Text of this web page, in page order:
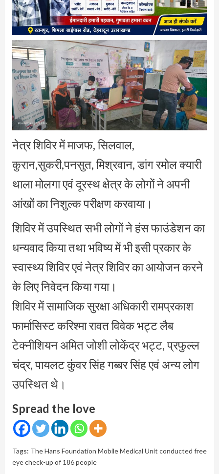
नेत्र शिविर में माजफ, सिलवाल,
कुरान,सुकरी,पनसुत, मिश्रवान, डांग रमोल क्यारी
थाला मोलगा एवं दूरस्थ क्षेत्र के लोगों ने अपनी
आंखों का निशुल्क परीक्षण करवाया।
शिविर में उपस्थित सभी लोगों ने हंस फाउंडेशन का
धन्यवाद किया तथा भविष्य में भी इसी प्रकार के
स्वास्थ्य शिविर एवं नेत्र शिविर का आयोजन करने
के लिए निवेदन किया गया।
शिविर में सामाजिक सुरक्षा अधिकारी रामप्रकाश
फार्मासिस्ट करिश्मा रावत विवेक भट्ट लैब
टेक्नीशियन अमित जोशी लोकेंद्र भट्ट, प्रफुल्ल
चंद्र, पायलट कुंवर सिंह गब्बर सिंह एवं अन्य लोग
उपस्थित थे।
Spread the love
Tags: The Hans Foundation Mobile Medical Unit conducted free
eye check-up of 186 people